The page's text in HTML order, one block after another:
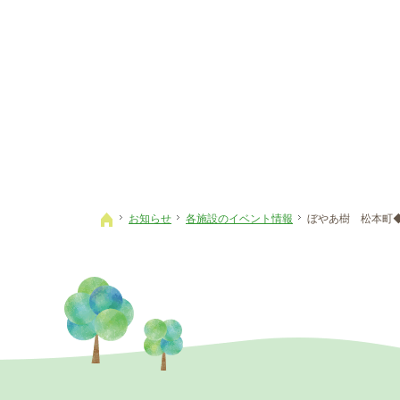
ホーム
お知らせ 各施設のイベント情報 ぼやあ樹 松本町